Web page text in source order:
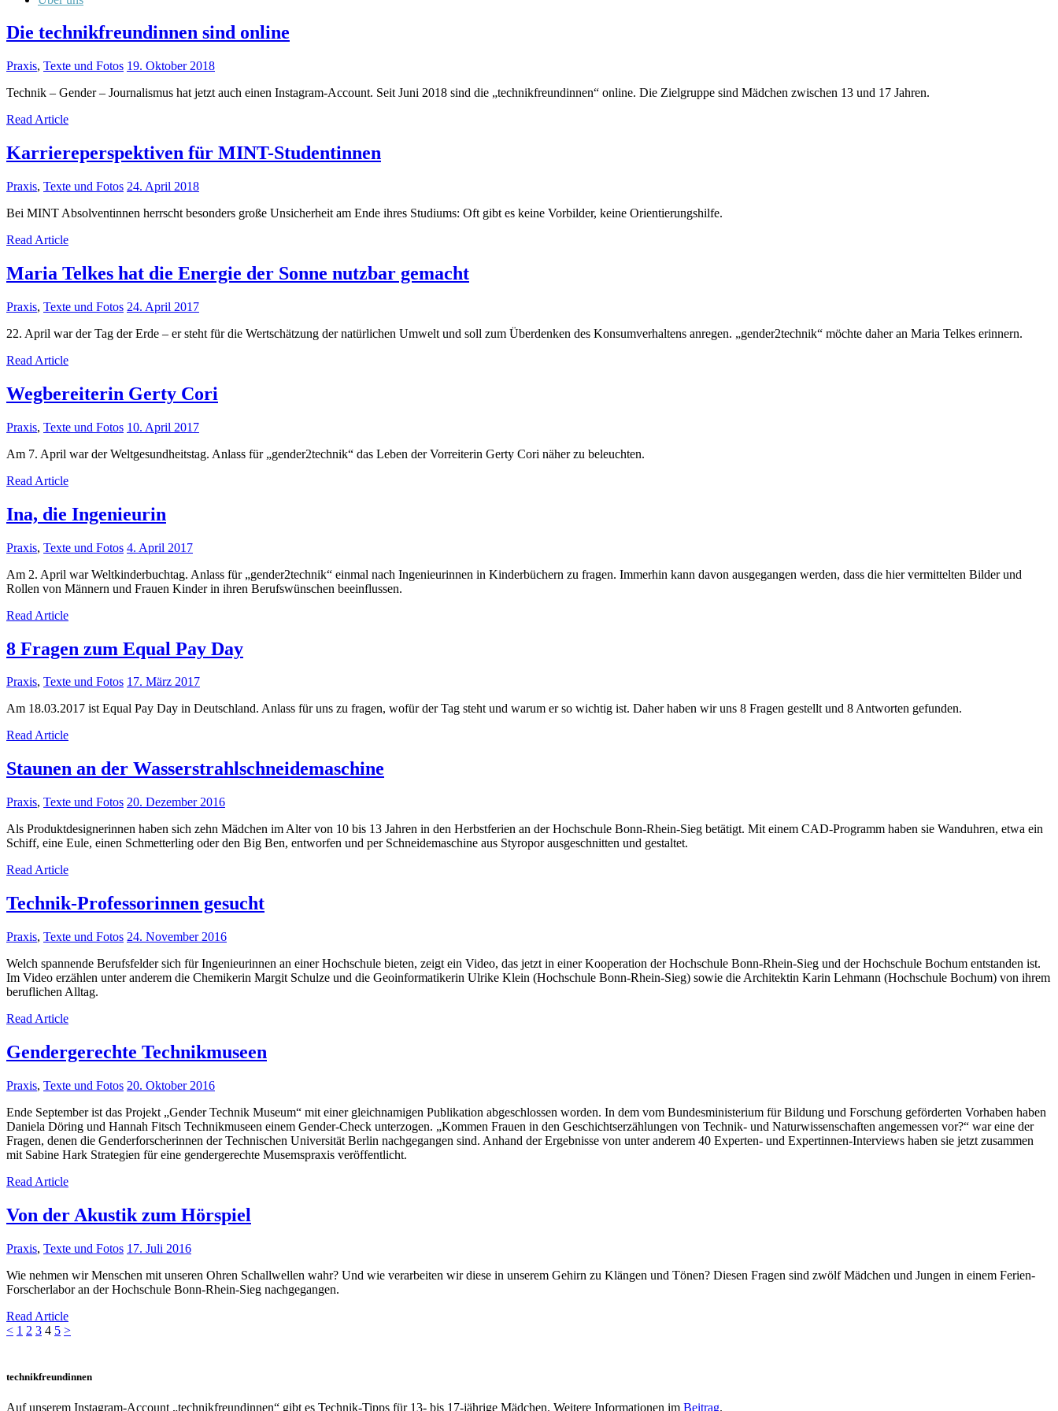
Die technikfreundinnen sind online
Praxis, Texte und Fotos 19. Oktober 2018
Technik – Gender – Journalismus hat jetzt auch einen Instagram-Account. Seit Juni 2018 sind die „technikfreundinnen“ online. Die Zielgruppe sind Mädchen zwischen 13 und 17 Jahren.
Read Article
Karriereperspektiven für MINT-Studentinnen
Praxis, Texte und Fotos 24. April 2018
Bei MINT Absolventinnen herrscht besonders große Unsicherheit am Ende ihres Studiums: Oft gibt es keine Vorbilder, keine Orientierungshilfe.
Read Article
Maria Telkes hat die Energie der Sonne nutzbar gemacht
Praxis, Texte und Fotos 24. April 2017
22. April war der Tag der Erde – er steht für die Wertschätzung der natürlichen Umwelt und soll zum Überdenken des Konsumverhaltens anregen. „gender2technik“ möchte daher an Maria Telkes erinnern.
Read Article
Wegbereiterin Gerty Cori
Praxis, Texte und Fotos 10. April 2017
Am 7. April war der Weltgesundheitstag. Anlass für „gender2technik“ das Leben der Vorreiterin Gerty Cori näher zu beleuchten.
Read Article
Ina, die Ingenieurin
Praxis, Texte und Fotos 4. April 2017
Am 2. April war Weltkinderbuchtag. Anlass für „gender2technik“ einmal nach Ingenieurinnen in Kinderbüchern zu fragen. Immerhin kann davon ausgegangen werden, dass die hier vermittelten Bilder und
Rollen von Männern und Frauen Kinder in ihren Berufswünschen beeinflussen.
Read Article
8 Fragen zum Equal Pay Day
Praxis, Texte und Fotos 17. März 2017
Am 18.03.2017 ist Equal Pay Day in Deutschland. Anlass für uns zu fragen, wofür der Tag steht und warum er so wichtig ist. Daher haben wir uns 8 Fragen gestellt und 8 Antworten gefunden.
Read Article
Staunen an der Wasserstrahlschneidemaschine
Praxis, Texte und Fotos 20. Dezember 2016
Als Produktdesignerinnen haben sich zehn Mädchen im Alter von 10 bis 13 Jahren in den Herbstferien an der Hochschule Bonn-Rhein-Sieg betätigt. Mit einem CAD-Programm haben sie Wanduhren, etwa ein
Schiff, eine Eule, einen Schmetterling oder den Big Ben, entworfen und per Schneidemaschine aus Styropor ausgeschnitten und gestaltet.
Read Article
Technik-Professorinnen gesucht
Praxis, Texte und Fotos 24. November 2016
Welch spannende Berufsfelder sich für Ingenieurinnen an einer Hochschule bieten, zeigt ein Video, das jetzt in einer Kooperation der Hochschule Bonn-Rhein-Sieg und der Hochschule Bochum entstanden ist.
Im Video erzählen unter anderem die Chemikerin Margit Schulze und die Geoinformatikerin Ulrike Klein (Hochschule Bonn-Rhein-Sieg) sowie die Architektin Karin Lehmann (Hochschule Bochum) von ihrem
beruflichen Alltag.
Read Article
Gendergerechte Technikmuseen
Praxis, Texte und Fotos 20. Oktober 2016
Ende September ist das Projekt „Gender Technik Museum“ mit einer gleichnamigen Publikation abgeschlossen worden. In dem vom Bundesministerium für Bildung und Forschung geförderten Vorhaben haben
Daniela Döring und Hannah Fitsch Technikmuseen einem Gender-Check unterzogen. „Kommen Frauen in den Geschichtserzählungen von Technik- und Naturwissenschaften angemessen vor?“ war eine der
Fragen, denen die Genderforscherinnen der Technischen Universität Berlin nachgegangen sind. Anhand der Ergebnisse von unter anderem 40 Experten- und Expertinnen-Interviews haben sie jetzt zusammen
mit Sabine Hark Strategien für eine gendergerechte Musemspraxis veröffentlicht.
Read Article
Von der Akustik zum Hörspiel
Praxis, Texte und Fotos 17. Juli 2016
Wie nehmen wir Menschen mit unseren Ohren Schallwellen wahr? Und wie verarbeiten wir diese in unserem Gehirn zu Klängen und Tönen? Diesen Fragen sind zwölf Mädchen und Jungen in einem Ferien-
Forscherlabor an der Hochschule Bonn-Rhein-Sieg nachgegangen.
Read Article
Seitennummerierung
Beiträge
< Page
1 Page
2 Page
3 Page
4 Page
5 >
technikfreundinnen
Auf unserem Instagram-Account „technikfreundinnen“ gibt es Technik-Tipps für 13- bis 17-jährige Mädchen. Weitere Informationen im Beitrag.